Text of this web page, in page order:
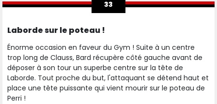
33
Laborde sur le poteau !
Énorme occasion en faveur du Gym ! Suite à un centre
trop long de Clauss, Bard récupère côté gauche avant de
déposer à son tour un superbe centre sur la tête de
Laborde. Tout proche du but, l'attaquant se détend haut et
place une tête puissante qui vient mourir sur le poteau de
Perri !